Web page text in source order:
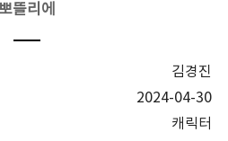
뽀뜰리에
김경진
2024-04-30
캐릭터